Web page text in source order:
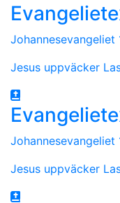
Johannesevangeliet
Jesus uppväcker
Johannesevangeliet
Jesus uppväcker